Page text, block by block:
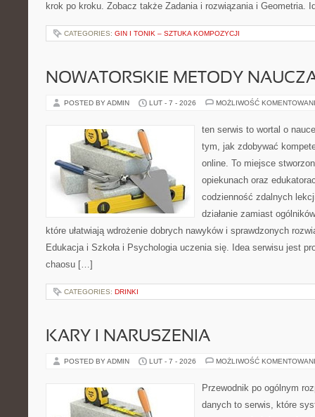
krok po kroku. Zobacz także Zadania i rozwiązania i Geometria.
CATEGORIES: GIN I TONIK – SZTUKA KOMPOZYCJI
NOWATORSKIE METODY
POSTED BY ADMIN LUT - 7 - 2026 MOŻLIWOŚĆ
ten serwis to wortal o
tym, jak zdobywać
online. To miejsce
opiekunach oraz
codzienność zdalnych
działanie zamiast
które ułatwiają wdrożenie dobrych nawyków i sprawdzonych
Edukacja i Szkoła i Psychologia uczenia się. Idea serwisu jest
chaosu […]
CATEGORIES: DRINKI
KARY I NARUSZENIA
POSTED BY ADMIN LUT - 7 - 2026 MOŻLIWOŚĆ
Przewodnik po ogólnym
danych to serwis, które